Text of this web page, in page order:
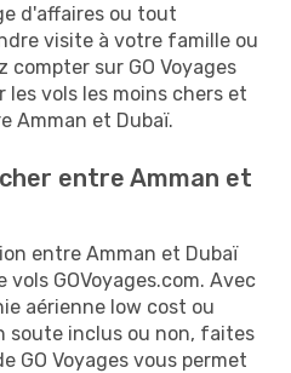
d'affaires ou tout
visite à votre famille ou
compter sur GO Voyages
les vols les moins chers et
Amman et Dubaï.
entre Amman et
entre Amman et Dubaï
GOVoyages.com. Avec
aérienne low cost ou
soute inclus ou non, faites
GO Voyages vous permet